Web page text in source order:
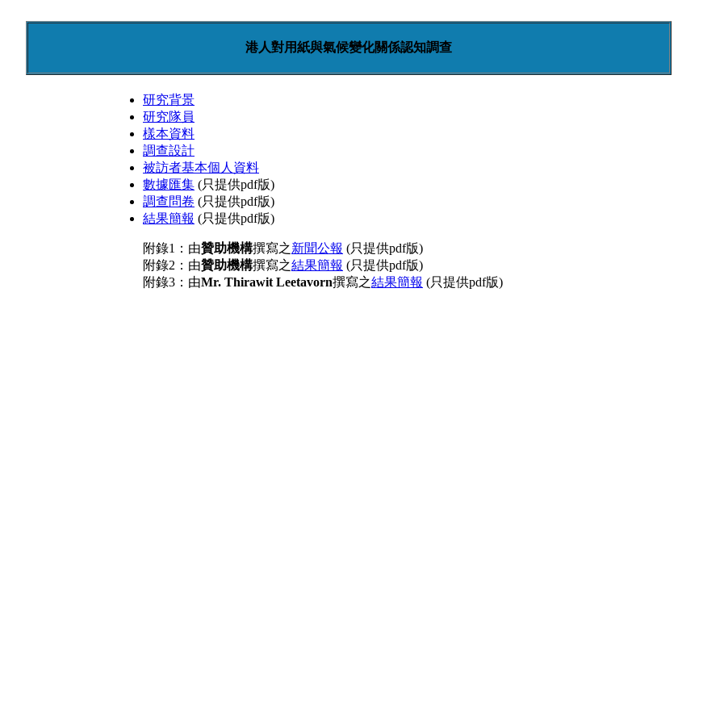
港人對用紙與氣候變化關係認知調查
研究背景
研究隊員
樣本資料
調查設計
被訪者基本個人資料
數據匯集 (只提供pdf版)
調查問卷 (只提供pdf版)
結果簡報 (只提供pdf版)
附錄1：由贊助機構撰寫之新聞公報 (只提供pdf版)
附錄2：由贊助機構撰寫之結果簡報 (只提供pdf版)
附錄3：由Mr. Thirawit Leetavorn撰寫之結果簡報 (只提供pdf版)